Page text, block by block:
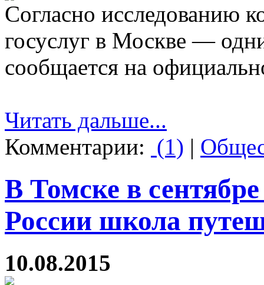
Согласно исследованию
госуслуг в Москве —
сообщается на
Читать дальше...
Комментарии: (1) |
В Томске в
России школа
10.08.2015